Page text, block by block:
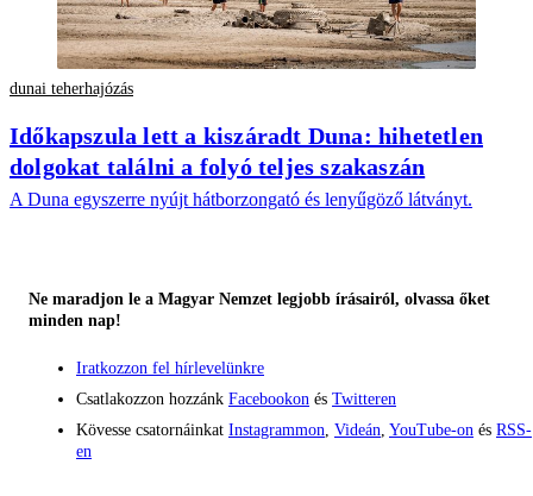
dunai teherhajózás
Időkapszula lett a kiszáradt Duna: hihetetlen
dolgokat találni a folyó teljes szakaszán
A Duna egyszerre nyújt hátborzongató és lenyűgöző látványt.
Ne maradjon le a Magyar Nemzet legjobb írásairól, olvassa őket
minden nap!
Iratkozzon fel hírlevelünkre
Csatlakozzon hozzánk Facebookon és Twitteren
Kövesse csatornáinkat Instagrammon Videán YouTube-on és RSS-
en